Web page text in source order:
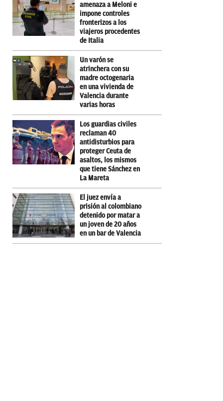
amenaza a Meloni e
impone controles
fronterizos a los
viajeros procedentes
de Italia
Un varón se
atrinchera con su
madre octogenaria
en una vivienda de
Valencia durante
varias horas
Los guardias civiles
reclaman 40
antidisturbios para
proteger Ceuta de
asaltos, los mismos
que tiene Sánchez en
La Mareta
El juez envía a
prisión al colombiano
detenido por matar a
un joven de 20 años
en un bar de Valencia